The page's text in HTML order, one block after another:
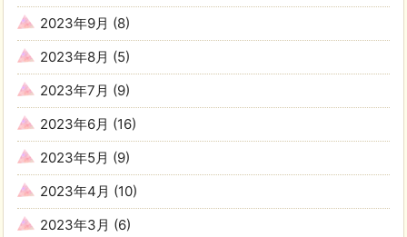
2023年9月 (8)
2023年8月 (5)
2023年7月 (9)
2023年6月 (16)
2023年5月 (9)
2023年4月 (10)
2023年3月 (6)